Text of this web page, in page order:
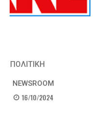
ΠΟΛΙΤΙΚΗ
NEWSROOM
16/10/2024